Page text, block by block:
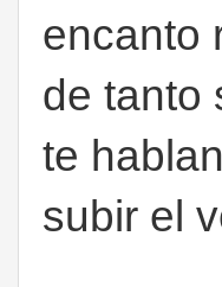
encanto
de tanto
te
subir el